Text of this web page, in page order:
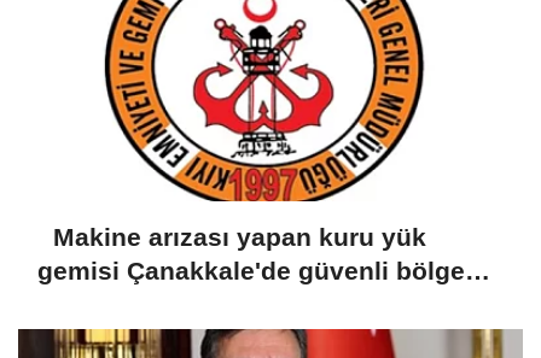
Makine arızası yapan kuru yük
gemisi Çanakkale'de güvenli bölgeye